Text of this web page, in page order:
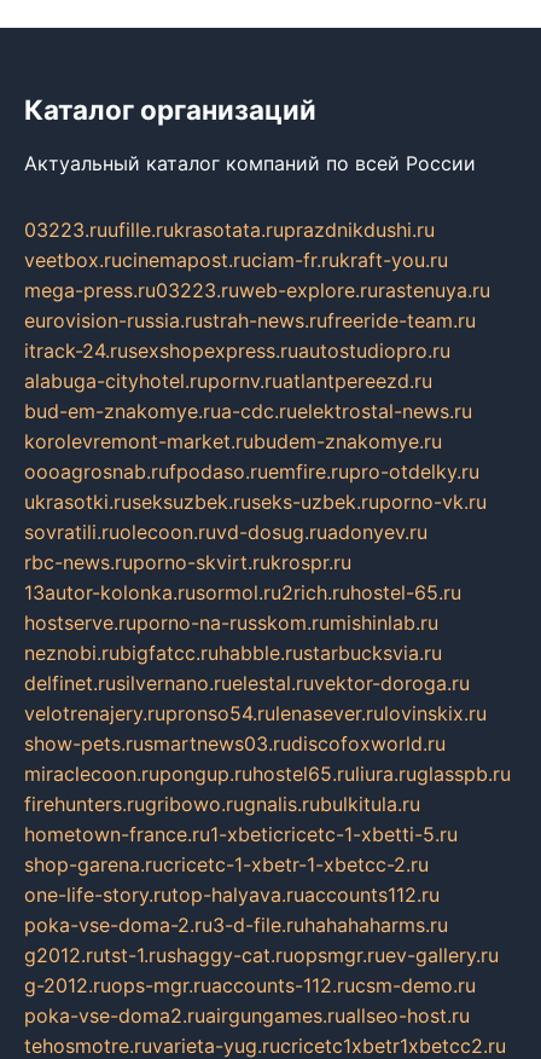
Каталог организаций
Актуальный каталог компаний по всей России
03223.ruufille.rukrasotata.ruprazdnikdushi.ru
veetbox.rucinemapost.ruciam-fr.rukraft-you.ru
mega-press.ru03223.ruweb-explore.rurastenuya.ru
eurovision-russia.rustrah-news.rufreeride-team.ru
itrack-24.rusexshopexpress.ruautostudiopro.ru
alabuga-cityhotel.rupornv.ruatlantpereezd.ru
bud-em-znakomye.rua-cdc.ruelektrostal-news.ru
korolevremont-market.rubudem-znakomye.ru
oooagrosnab.rufpodaso.ruemfire.rupro-otdelky.ru
ukrasotki.ruseksuzbek.ruseks-uzbek.ruporno-vk.ru
sovratili.ruolecoon.ruvd-dosug.ruadonyev.ru
rbc-news.ruporno-skvirt.rukrospr.ru
13autor-kolonka.rusormol.ru2rich.ruhostel-65.ru
hostserve.ruporno-na-russkom.rumishinlab.ru
neznobi.rubigfatcc.ruhabble.rustarbucksvia.ru
delfinet.rusilvernano.ruelestal.ruvektor-doroga.ru
velotrenajery.rupronso54.rulenasever.rulovinskix.ru
show-pets.rusmartnews03.rudiscofoxworld.ru
miraclecoon.rupongup.ruhostel65.ruliura.ruglasspb.ru
firehunters.rugribowo.rugnalis.rubulkitula.ru
hometown-france.ru1-xbeticricetc-1-xbetti-5.ru
shop-garena.rucricetc-1-xbetr-1-xbetcc-2.ru
one-life-story.rutop-halyava.ruaccounts112.ru
poka-vse-doma-2.ru3-d-file.ruhahahaharms.ru
g2012.rutst-1.rushaggy-cat.ruopsmgr.ruev-gallery.ru
g-2012.ruops-mgr.ruaccounts-112.rucsm-demo.ru
poka-vse-doma2.ruairgungames.ruallseo-host.ru
tehosmotre.ruvarieta-yug.rucricetc1xbetr1xbetcc2.ru